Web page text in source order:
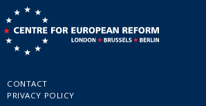
CONTACT
PRIVACY POLICY